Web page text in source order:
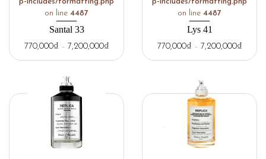
on line 4487
Santal 33
770,000₫ – 7,200,000₫
on line 4487
Lys 41
770,000₫ – 7,200,000₫